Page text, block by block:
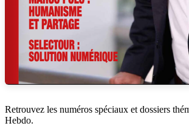
Retrouvez les numéros spéciaux et dossiers
Hebdo.